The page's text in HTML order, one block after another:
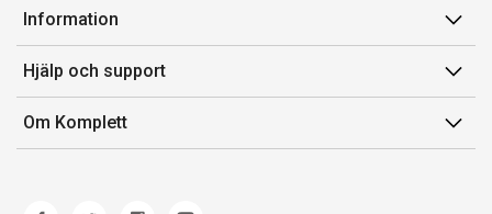
Konto
Orderhistorik
Presentkort
Komplett Club
Information
Försäljningsvillkor
Medlemsvillkor for Komplett Club
Lediga tjänster
Hjälp och support
Kontakta oss
Kundservice
Om Komplett